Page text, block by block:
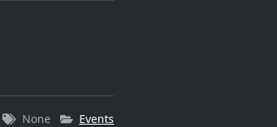
None Events